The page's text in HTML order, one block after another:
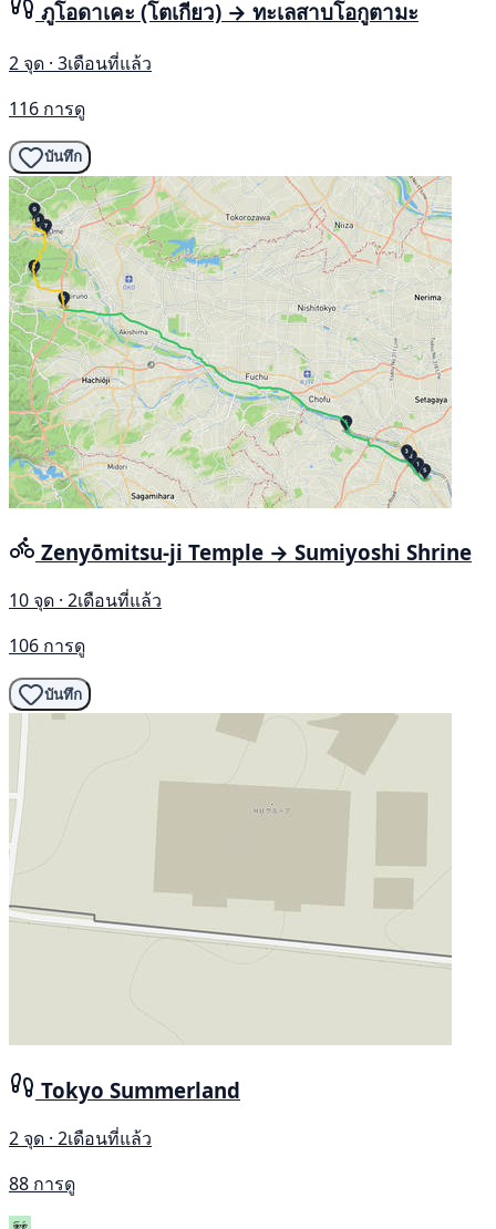
ภูโอดาเคะ (โตเกียว) → ทะเลสาบโอกูตามะ
2 จุด · 3เดือนที่แล้ว
116 การดู
บันทึก
Zenyōmitsu-ji Temple → Sumiyoshi Shrine
10 จุด · 2เดือนที่แล้ว
106 การดู
บันทึก
Tokyo Summerland
2 จุด · 2เดือนที่แล้ว
88 การดู